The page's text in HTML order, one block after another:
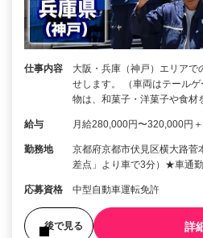
仕事内容
大阪・兵庫（神戸）エリア
せします。 （車両はテール
物は、和菓子・洋菓子や食
給与 月給280,000円〜320,000円
勤務地
京都府京都市伏見区横大路
差点」より車で3分）★車通
応募資格 中型自動車運転免許
後で見る 詳